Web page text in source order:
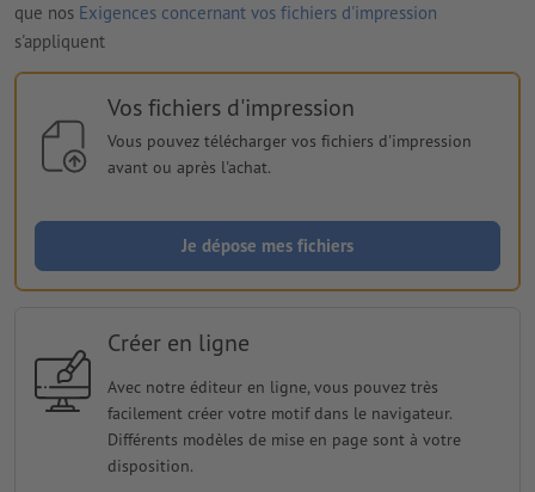
que nos Exigences concernant vos fichiers d'impression
s'appliquent
Vos fichiers d'impression
Vous pouvez télécharger vos fichiers d'impression
avant ou après l'achat.
Je dépose mes fichiers
Créer en ligne
Avec notre éditeur en ligne, vous pouvez très
facilement créer votre motif dans le navigateur.
Différents modèles de mise en page sont à votre
disposition.